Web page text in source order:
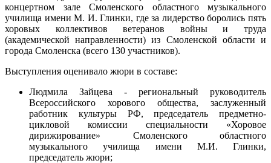
концертном зале Смоленского областного музыкального
училища имени М. И. Глинки, где за лидерство боролись пять
хоровых коллективов ветеранов войны и труда
(академической направленности) из Смоленской области и
города Смоленска (всего 130 участников).
Выступления оценивало жюри в составе:
Людмила Зайцева - региональный руководитель
Всероссийского хорового общества, заслуженный
работник культуры РФ, председатель предметно-
цикловой комиссии специальности «Хоровое
дирижирование» Смоленского областного
музыкального училища имени М.И. Глинки,
председатель жюри;